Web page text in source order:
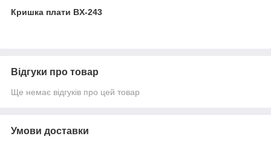
Кришка плати BX-243
Відгуки про товар
Ще немає відгуків про цей товар
Умови доставки